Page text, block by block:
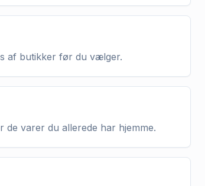
af butikker før du vælger.
varer du allerede har hjemme.